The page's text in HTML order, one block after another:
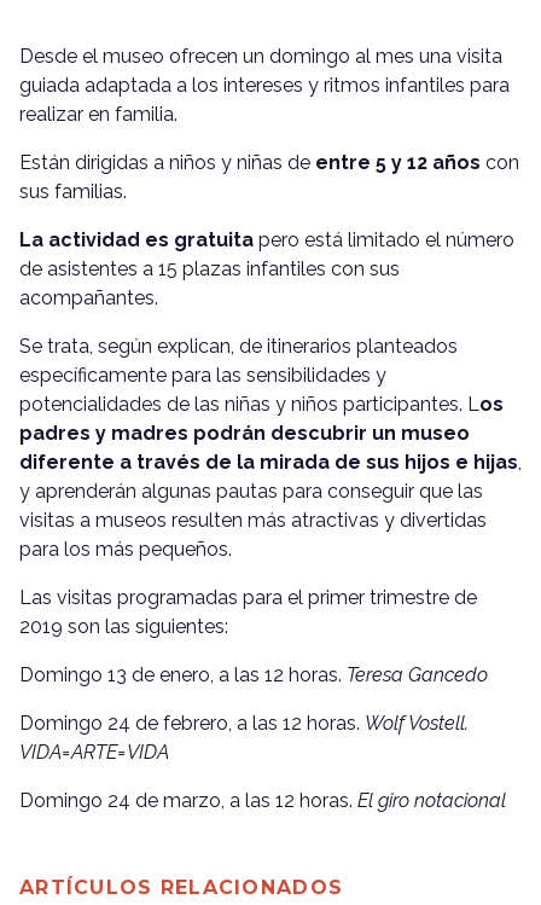
Desde el museo ofrecen un domingo al mes una visita
guiada adaptada a los intereses y ritmos infantiles para
realizar en familia.
Están dirigidas a niños y niñas de entre 5 y 12 años con
sus familias.
La actividad es gratuita pero está limitado el número
de asistentes a 15 plazas infantiles con sus
acompañantes.
Se trata, según explican, de itinerarios planteados
específicamente para las sensibilidades y
potencialidades de las niñas y niños participantes. Los
padres y madres podrán descubrir un museo
diferente a través de la mirada de sus hijos e hijas,
y aprenderán algunas pautas para conseguir que las
visitas a museos resulten más atractivas y divertidas
para los más pequeños.
Las visitas programadas para el primer trimestre de
2019 son las siguientes:
Domingo 13 de enero, a las 12 horas. Teresa Gancedo
Domingo 24 de febrero, a las 12 horas. Wolf Vostell.
VIDA=ARTE=VIDA
Domingo 24 de marzo, a las 12 horas. El giro notacional
ARTÍCULOS RELACIONADOS